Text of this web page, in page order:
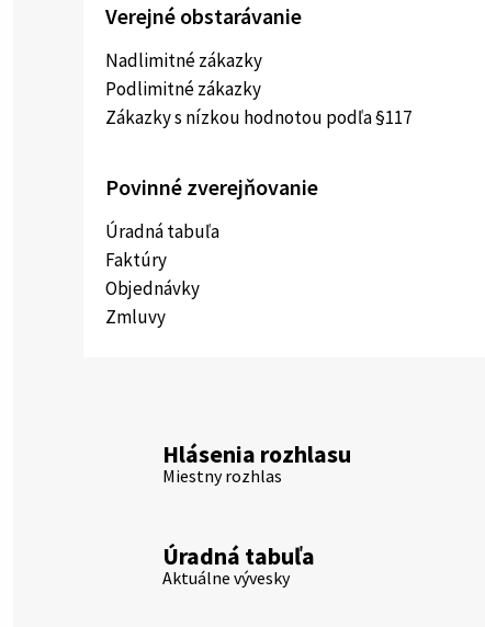
Verejné obstarávanie
Nadlimitné zákazky
Podlimitné zákazky
Zákazky s nízkou hodnotou podľa §117
Povinné zverejňovanie
Úradná tabuľa
Faktúry
Objednávky
Zmluvy
Hlásenia rozhlasu
Miestny rozhlas
Úradná tabuľa
Aktuálne vývesky